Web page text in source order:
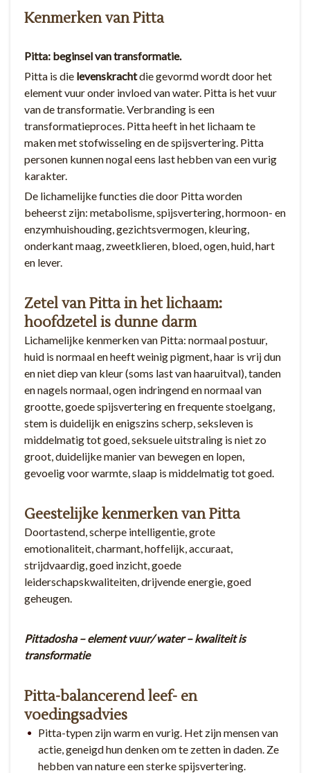
Kenmerken van Pitta
Pitta: beginsel van transformatie.
Pitta is die levenskrachtdie gevormd wordt door het
element vuur onder invloed van water. Pitta is het vuur
van de transformatie. Verbranding is een
transformatieproces. Pitta heeft in het lichaam te
maken met stofwisseling en de spijsvertering. Pitta
personen kunnen nogal eens last hebben van een vurig
karakter.
De lichamelijke functies die door Pitta worden
beheerst zijn: metabolisme, spijsvertering, hormoon- en
enzymhuishouding, gezichtsvermogen, kleuring,
onderkant maag, zweetklieren, bloed, ogen, huid, hart
en lever.
Zetel van Pitta in het lichaam:
hoofdzetel is dunne darm
Lichamelijke kenmerken van Pitta: normaal postuur,
huid is normaal en heeft weinig pigment, haar is vrij dun
en niet diep van kleur (soms last van haaruitval), tanden
en nagels normaal, ogen indringend en normaal van
grootte, goede spijsvertering en frequente stoelgang,
stem is duidelijk en enigszins scherp, seksleven is
middelmatig tot goed, seksuele uitstraling is niet zo
groot, duidelijke manier van bewegen en lopen,
gevoelig voor warmte, slaap is middelmatig tot goed.
Geestelijke kenmerken van Pitta
Doortastend, scherpe intelligentie, grote
emotionaliteit, charmant, hoffelijk, accuraat,
strijdvaardig, goed inzicht, goede
leiderschapskwaliteiten, drijvende energie, goed
geheugen.
Pittadosha – element vuur/ water – kwaliteit is
transformatie
Pitta-balancerend leef- en
voedingsadvies
Pitta-typen zijn warm en vurig. Het zijn mensen van
actie, geneigd hun denken om te zetten in daden. Ze
hebben van nature een sterke spijsvertering.